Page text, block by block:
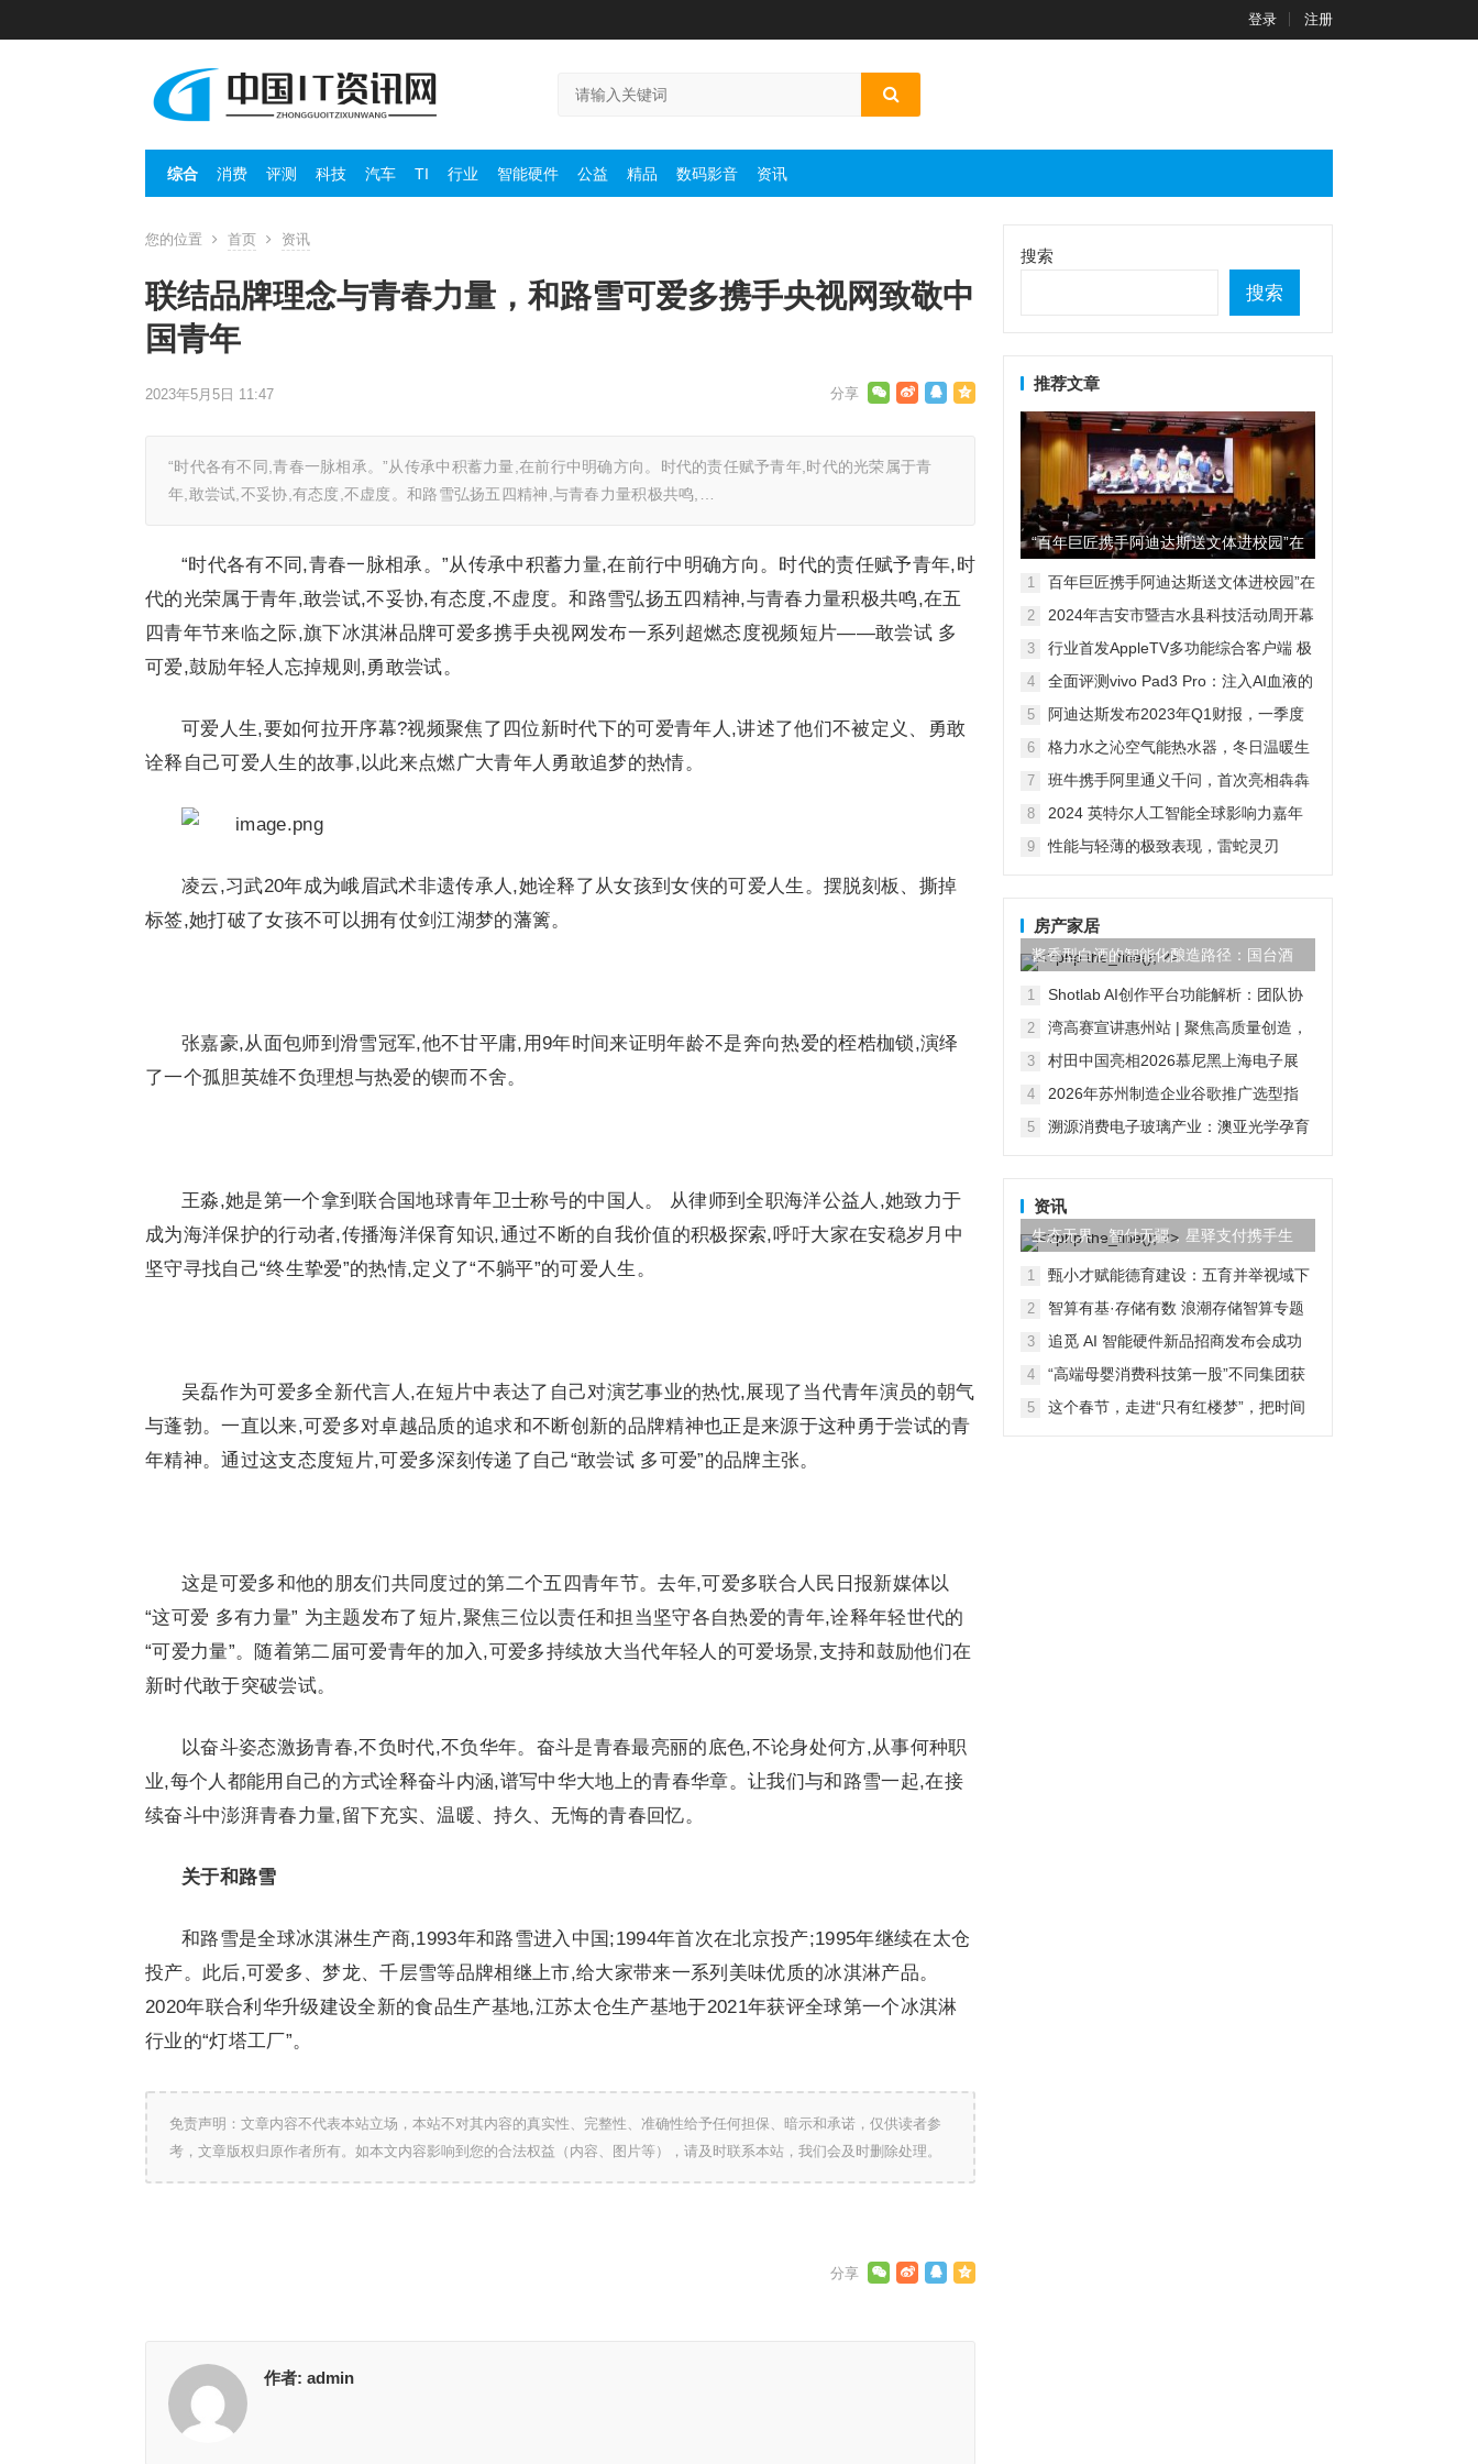
登录 注册
综合 消费 评测 科技 汽车 TI 行业 智能硬件 公益 精品 数码影音 资讯
您的位置 首页 资讯
联结品牌理念与青春力量，和路雪可爱多携手央视网致敬中
国青年
2023年5月5日 11:47
“时代各有不同,青春一脉相承。”从传承中积蓄力量,在前行中明确方向。时代的责任赋予青年,时代的光荣属于青
年,敢尝试,不妥协,有态度,不虚度。和路雪弘扬五四精神,与青春力量积极共鸣,…
“时代各有不同,青春一脉相承。”从传承中积蓄力量,在前行中明确方向。时代的责任赋予青年,时
代的光荣属于青年,敢尝试,不妥协,有态度,不虚度。和路雪弘扬五四精神,与青春力量积极共鸣,在五
四青年节来临之际,旗下冰淇淋品牌可爱多携手央视网发布一系列超燃态度视频短片——敢尝试 多
可爱,鼓励年轻人忘掉规则,勇敢尝试。
可爱人生,要如何拉开序幕?视频聚焦了四位新时代下的可爱青年人,讲述了他们不被定义、勇敢
诠释自己可爱人生的故事,以此来点燃广大青年人勇敢追梦的热情。
凌云,习武20年成为峨眉武术非遗传承人,她诠释了从女孩到女侠的可爱人生。摆脱刻板、撕掉
标签,她打破了女孩不可以拥有仗剑江湖梦的藩篱。
张嘉豪,从面包师到滑雪冠军,他不甘平庸,用9年时间来证明年龄不是奔向热爱的桎梏枷锁,演绎
了一个孤胆英雄不负理想与热爱的锲而不舍。
王淼,她是第一个拿到联合国地球青年卫士称号的中国人。 从律师到全职海洋公益人,她致力于
成为海洋保护的行动者,传播海洋保育知识,通过不断的自我价值的积极探索,呼吁大家在安稳岁月中
坚守寻找自己“终生挚爱”的热情,定义了“不躺平”的可爱人生。
吴磊作为可爱多全新代言人,在短片中表达了自己对演艺事业的热忱,展现了当代青年演员的朝气
与蓬勃。一直以来,可爱多对卓越品质的追求和不断创新的品牌精神也正是来源于这种勇于尝试的青
年精神。通过这支态度短片,可爱多深刻传递了自己“敢尝试 多可爱”的品牌主张。
这是可爱多和他的朋友们共同度过的第二个五四青年节。去年,可爱多联合人民日报新媒体以
“这可爱 多有力量” 为主题发布了短片,聚焦三位以责任和担当坚守各自热爱的青年,诠释年轻世代的
“可爱力量”。随着第二届可爱青年的加入,可爱多持续放大当代年轻人的可爱场景,支持和鼓励他们在
新时代敢于突破尝试。
以奋斗姿态激扬青春,不负时代,不负华年。奋斗是青春最亮丽的底色,不论身处何方,从事何种职
业,每个人都能用自己的方式诠释奋斗内涵,谱写中华大地上的青春华章。让我们与和路雪一起,在接
续奋斗中澎湃青春力量,留下充实、温暖、持久、无悔的青春回忆。
关于和路雪
和路雪是全球冰淇淋生产商,1993年和路雪进入中国;1994年首次在北京投产;1995年继续在太仓
投产。此后,可爱多、梦龙、千层雪等品牌相继上市,给大家带来一系列美味优质的冰淇淋产品。
2020年联合利华升级建设全新的食品生产基地,江苏太仓生产基地于2021年获评全球第一个冰淇淋
行业的“灯塔工厂”。
免责声明：文章内容不代表本站立场，本站不对其内容的真实性、完整性、准确性给予任何担保、暗示和承诺，仅供读者参
考，文章版权归原作者所有。如本文内容影响到您的合法权益（内容、图片等），请及时联系本站，我们会及时删除处理。
作者: admin
搜索
搜索
推荐文章
“百年巨匠携手阿迪达斯送文体进校园”在
京启动
1
百年巨匠携手阿迪达斯送文体进校园”在
2
2024年吉安市暨吉水县科技活动周开幕
3
行业首发AppleTV多功能综合客户端 极
4
全面评测vivo Pad3 Pro：注入AI血液的
5
阿迪达斯发布2023年Q1财报，一季度
6
格力水之沁空气能热水器，冬日温暖生
7
班牛携手阿里通义千问，首次亮相犇犇
满落幕
8
2024 英特尔人工智能全球影响力嘉年
9
性能与轻薄的极致表现，雷蛇灵刃
房产家居
酱香型白酒的智能化酿造路径：国台酒
的技术积累与产品布局
1
Shotlab AI创作平台功能解析：团队协
2
湾高赛宣讲惠州站 | 聚焦高质量创造，
3
村田中国亮相2026慕尼黑上海电子展
界新生
4
2026年苏州制造企业谷歌推广选型指
5
溯源消费电子玻璃产业：澳亚光学孕育
资讯
生态无界，智付无疆，星驿支付携手生
态伙伴共创全球数字商业
1
甄小才赋能德育建设：五育并举视域下
2
智算有基·存储有数 浪潮存储智算专题
动圆满举办
3
追觅 AI 智能硬件新品招商发布会成功
4
“高端母婴消费科技第一股”不同集团获
5
这个春节，走进“只有红楼梦”，把时间